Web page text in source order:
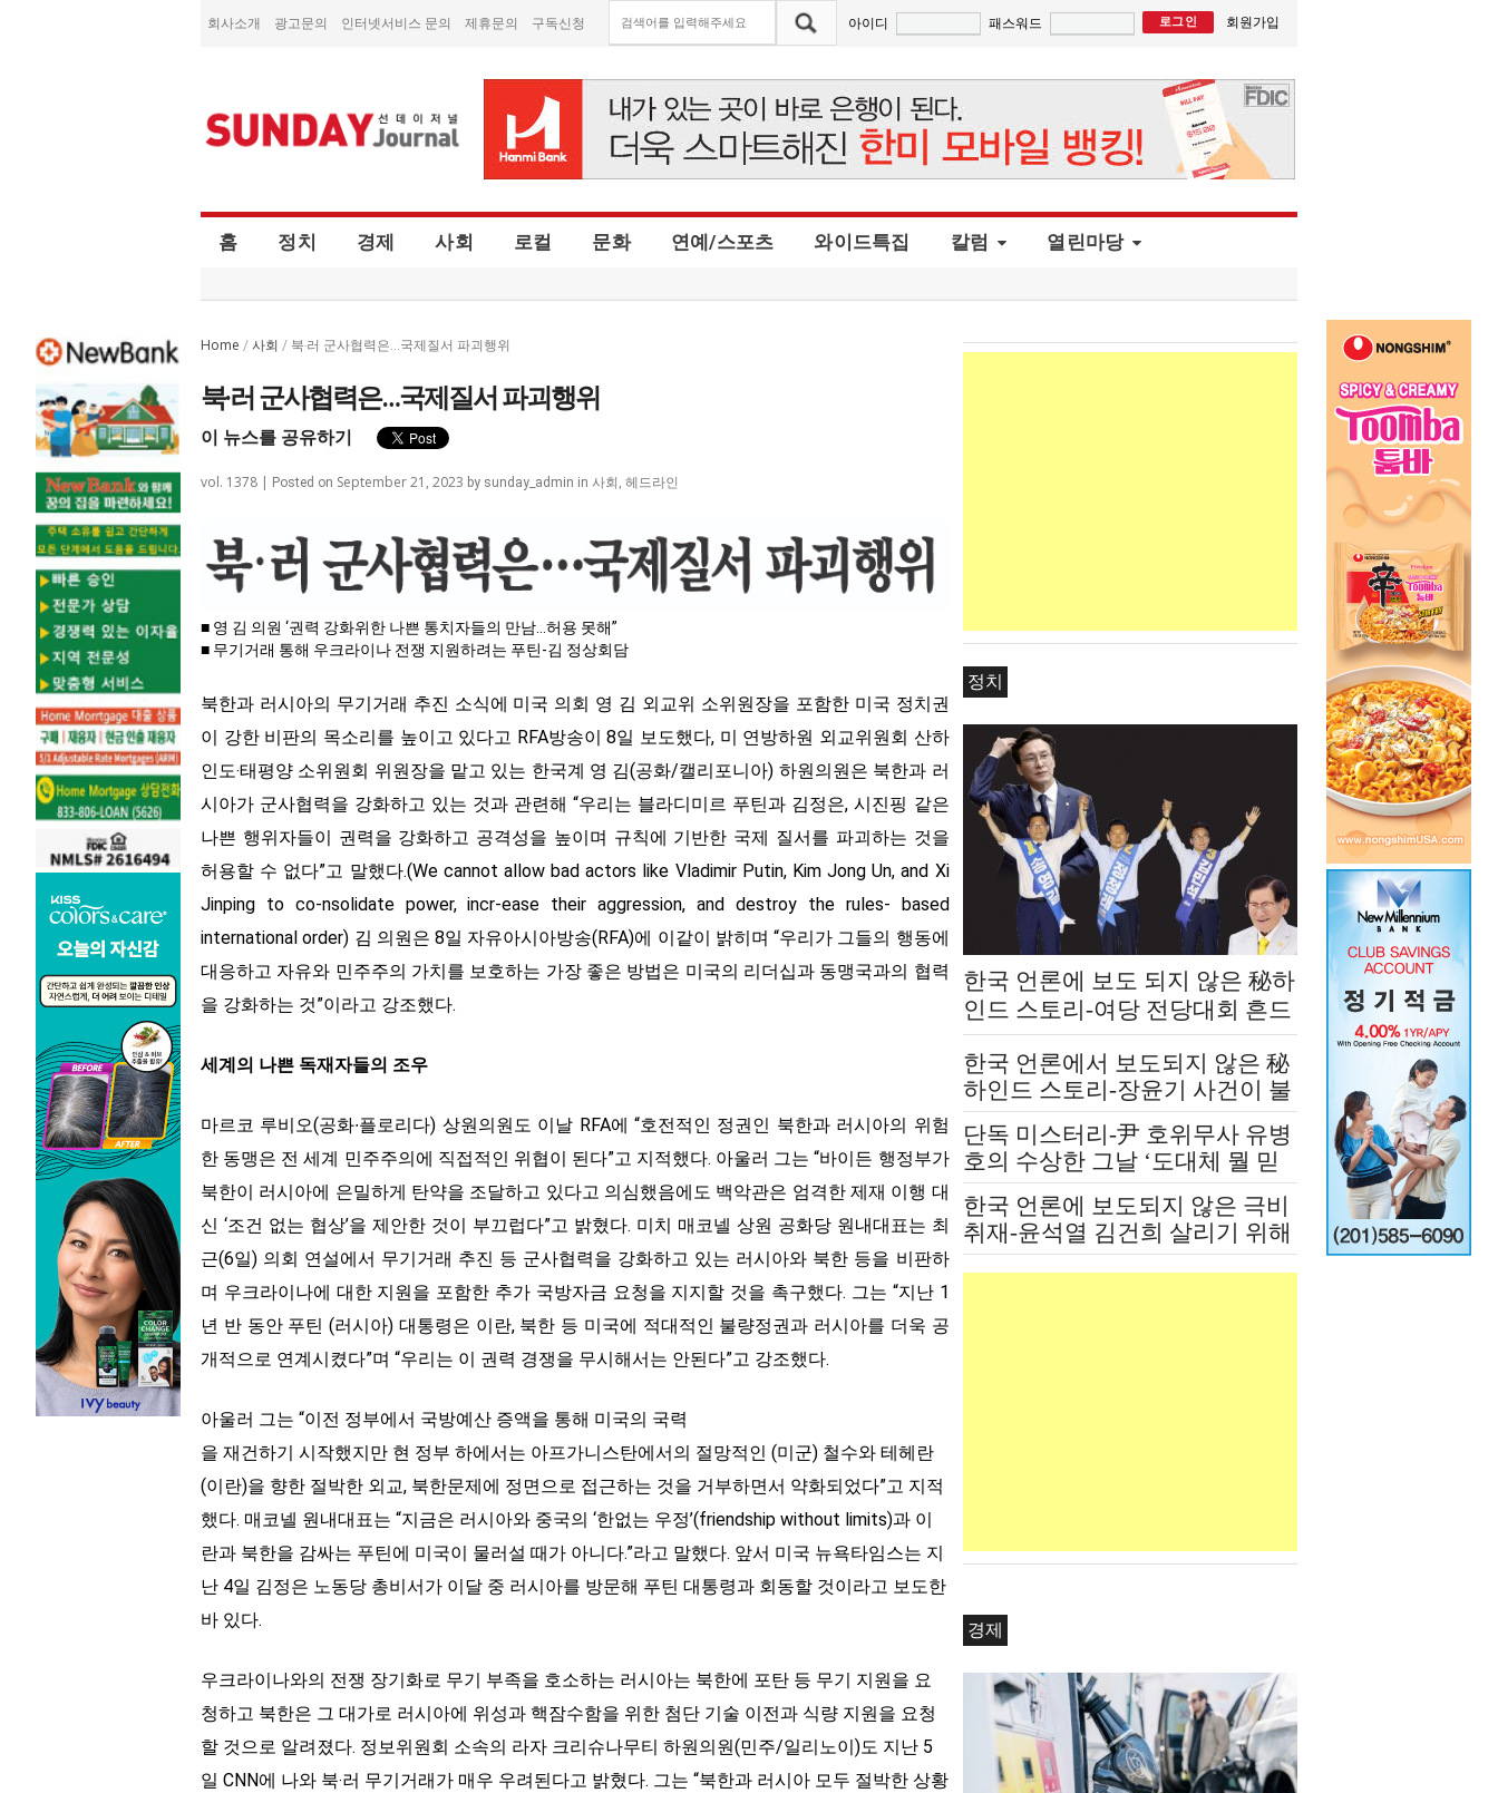
회사소개 광고문의 인터넷서비스 문의 제휴문의 구독신청 아이디 패스워드 회원가입
홈 정치 경제 사회 로컬 문화 연예/스포츠 와이드특집 칼럼 열린마당
Home / 사회 / 북‧러 군사협력은…국제질서 파괴행위
북‧러 군사협력은…국제질서 파괴행위
이 뉴스를 공유하기
vol. 1378 | Posted on September 21, 2023 by sunday_admin in 사회, 헤드라인
■ 영 김 의원 ‘권력 강화위한 나쁜 통치자들의 만남…허용 못해”
■ 무기거래 통해 우크라이나 전쟁 지원하려는 푸틴-김 정상회담
북한과 러시아의 무기거래 추진 소식에 미국 의회 영 김 외교위 소위원장을 포함한 미국 정치권
이 강한 비판의 목소리를 높이고 있다고 RFA방송이 8일 보도했다, 미 연방하원 외교위원회 산하
인도‧태평양 소위원회 위원장을 맡고 있는 한국계 영 김(공화/캘리포니아) 하원의원은 북한과 러
시아가 군사협력을 강화하고 있는 것과 관련해 “우리는 블라디미르 푸틴과 김정은, 시진핑 같은
나쁜 행위자들이 권력을 강화하고 공격성을 높이며 규칙에 기반한 국제 질서를 파괴하는 것을
허용할 수 없다”고 말했다.(We cannot allow bad actors like Vladimir Putin, Kim Jong Un, and Xi
Jinping to co-nsolidate power, incr-ease their aggression, and destroy the rules- based
international order) 김 의원은 8일 자유아시아방송(RFA)에 이같이 밝히며 “우리가 그들의 행동에
대응하고 자유와 민주주의 가치를 보호하는 가장 좋은 방법은 미국의 리더십과 동맹국과의 협력
을 강화하는 것”이라고 강조했다.
세계의 나쁜 독재자들의 조우
마르코 루비오(공화∙플로리다) 상원의원도 이날 RFA에 “호전적인 정권인 북한과 러시아의 위험
한 동맹은 전 세계 민주주의에 직접적인 위협이 된다”고 지적했다. 아울러 그는 “바이든 행정부가
북한이 러시아에 은밀하게 탄약을 조달하고 있다고 의심했음에도 백악관은 엄격한 제재 이행 대
신 ‘조건 없는 협상’을 제안한 것이 부끄럽다”고 밝혔다. 미치 매코넬 상원 공화당 원내대표는 최
근(6일) 의회 연설에서 무기거래 추진 등 군사협력을 강화하고 있는 러시아와 북한 등을 비판하
며 우크라이나에 대한 지원을 포함한 추가 국방자금 요청을 지지할 것을 촉구했다. 그는 “지난 1
년 반 동안 푸틴 (러시아) 대통령은 이란, 북한 등 미국에 적대적인 불량정권과 러시아를 더욱 공
개적으로 연계시켰다”며 “우리는 이 권력 경쟁을 무시해서는 안된다”고 강조했다.
아울러 그는 “이전 정부에서 국방예산 증액을 통해 미국의 국력
을 재건하기 시작했지만 현 정부 하에서는 아프가니스탄에서의 절망적인 (미군) 철수와 테헤란
(이란)을 향한 절박한 외교, 북한문제에 정면으로 접근하는 것을 거부하면서 약화되었다”고 지적
했다. 매코넬 원내대표는 “지금은 러시아와 중국의 ‘한없는 우정’(friendship without limits)과 이
란과 북한을 감싸는 푸틴에 미국이 물러설 때가 아니다.”라고 말했다. 앞서 미국 뉴욕타임스는 지
난 4일 김정은 노동당 총비서가 이달 중 러시아를 방문해 푸틴 대통령과 회동할 것이라고 보도한
바 있다.
우크라이나와의 전쟁 장기화로 무기 부족을 호소하는 러시아는 북한에 포탄 등 무기 지원을 요
청하고 북한은 그 대가로 러시아에 위성과 핵잠수함을 위한 첨단 기술 이전과 식량 지원을 요청
할 것으로 알려졌다. 정보위원회 소속의 라자 크리슈나무티 하원의원(민주/일리노이)도 지난 5
일 CNN에 나와 북‧러 무기거래가 매우 우려된다고 밝혔다. 그는 “북한과 러시아 모두 절박한 상황
정치
한국 언론에 보도 되지 않은 秘하
인드 스토리-여당 전당대회 흔드
는 정청래-신천지 개입설 논란
한국 언론에서 보도되지 않은 秘
하인드 스토리-장윤기 사건이 불
붙인 여당과 검찰의 보완 수사권
전쟁
단독 미스터리-尹 호위무사 유병
호의 수상한 그날 ‘도대체 뭘 믿
고 설치고 까부나 했더니…’
한국 언론에 보도되지 않은 극비
취재-윤석열 김건희 살리기 위해
법도 깔아뭉갠 심우정의 자충수
경제